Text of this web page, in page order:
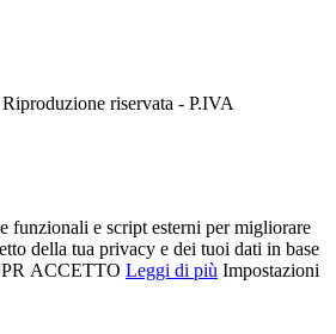
riservata - P.IVA
funzionali e script esterni per migliorare
della tua privacy e dei tuoi dati in base
ACCETTO Leggi di più Impostazioni